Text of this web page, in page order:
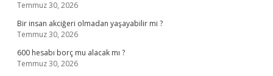
Temmuz 30, 2026
Bir insan akciğeri olmadan yaşayabilir mi ?
Temmuz 30, 2026
600 hesabı borç mu alacak mı ?
Temmuz 30, 2026